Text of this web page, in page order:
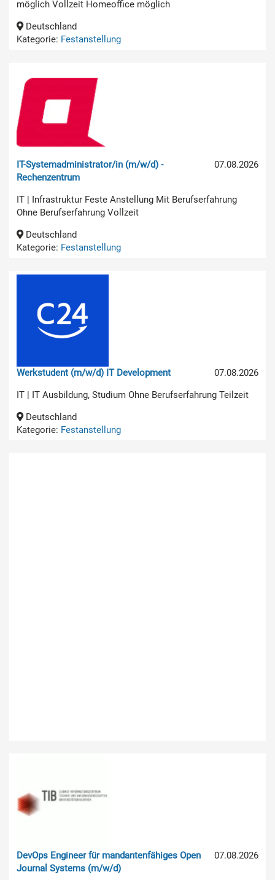
möglich Vollzeit Homeoffice möglich
Deutschland
Kategorie: Festanstellung
07.08.2026
IT-Systemadministrator/in (m/w/d) -
Rechenzentrum
IT | Infrastruktur Feste Anstellung Mit Berufserfahrung
Ohne Berufserfahrung Vollzeit
Deutschland
Kategorie: Festanstellung
07.08.2026
Werkstudent (m/w/d) IT Development
IT | IT Ausbildung, Studium Ohne Berufserfahrung Teilzeit
Deutschland
Kategorie: Festanstellung
07.08.2026
DevOps Engineer für mandantenfähiges Open
Journal Systems (m/w/d)